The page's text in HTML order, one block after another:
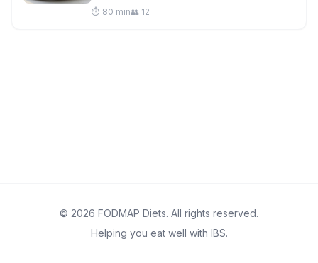
per la ricchezza e mandorle macinate per
⏱️ 80 min👥 12
© 2026 FODMAP Diets. All rights reserved.
Helping you eat well with IBS.